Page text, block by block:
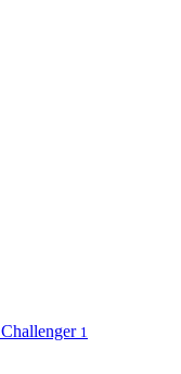
Challenger 1